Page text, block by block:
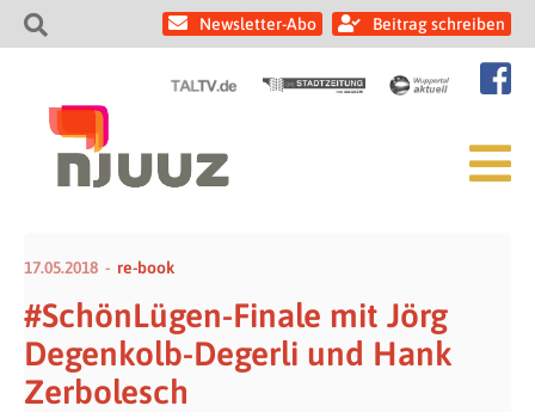
Newsletter-Abo Beitrag schreiben
17.05.2018 re-book
#SchönLügen-Finale mit Jörg
Degenkolb-Degerli und Hank
Zerbolesch